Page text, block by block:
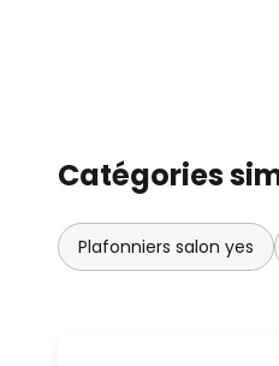
Catégories
Plafonniers salon yes